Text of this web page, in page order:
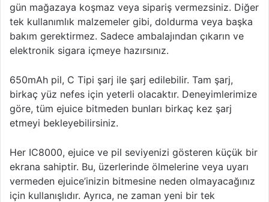
gün mağazaya koşmaz veya sipariş vermezsiniz. Diğer
tek kullanımlık malzemeler gibi, doldurma veya başka
bakım gerektirmez. Sadece ambalajından çıkarın ve
elektronik sigara içmeye hazırsınız.
650mAh pil, C Tipi şarj ile şarj edilebilir. Tam şarj,
birkaç yüz nefes için yeterli olacaktır. Deneyimlerimize
göre, tüm ejuice bitmeden bunları birkaç kez şarj
etmeyi bekleyebilirsiniz.
Her IC8000, ejuice ve pil seviyenizi gösteren küçük bir
ekrana sahiptir. Bu, üzerlerinde ölmelerine veya uyarı
vermeden ejuice’inizin bitmesine neden olmayacağınız
için kullanışlıdır. Ayrıca, ne zaman yeni bir tek